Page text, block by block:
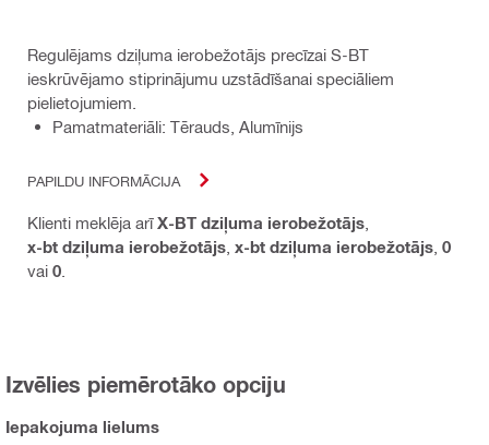
Regulējams dziļuma ierobežotājs precīzai S-BT
ieskrūvējamo stiprinājumu uzstādīšanai speciāliem
pielietojumiem.
Pamatmateriāli: Tērauds, Alumīnijs
PAPILDU INFORMĀCIJA
Klienti meklēja arīX-BT dziļuma ierobežotājs
x-bt dziļuma ierobežotājs x-bt dziļuma ierobežotājs 0
vai 0
Izvēlies piemērotāko opciju
Iepakojuma lielums